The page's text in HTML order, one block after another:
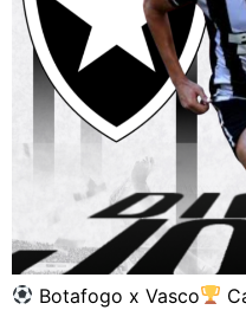
Botafogo x Vasco